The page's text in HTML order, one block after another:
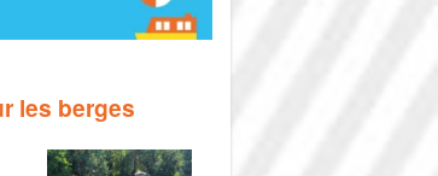
les berges